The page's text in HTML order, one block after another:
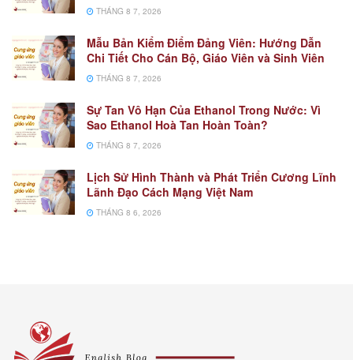
THÁNG 8 7, 2026
Mẫu Bản Kiểm Điểm Đảng Viên: Hướng Dẫn
Chi Tiết Cho Cán Bộ, Giáo Viên và Sinh Viên
THÁNG 8 7, 2026
Sự Tan Vô Hạn Của Ethanol Trong Nước: Vì
Sao Ethanol Hoà Tan Hoàn Toàn?
THÁNG 8 7, 2026
Lịch Sử Hình Thành và Phát Triển Cương Lĩnh
Lãnh Đạo Cách Mạng Việt Nam
THÁNG 8 6, 2026